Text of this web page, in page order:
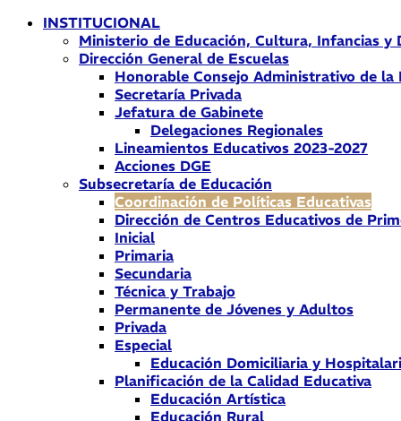
INSTITUCIONAL
Ministerio de Educación, Cultura, Infancias y
Dirección General de Escuelas
Honorable Consejo Administrativo de la
Secretaría Privada
Jefatura de Gabinete
Delegaciones Regionales
Lineamientos Educativos 2023-2027
Acciones DGE
Subsecretaría de Educación
Coordinación de Políticas Educativas
Dirección de Centros Educativos de
Inicial
Primaria
Secundaria
Técnica y Trabajo
Permanente de Jóvenes y Adultos
Privada
Especial
Educación Domiciliaria y
Planificación de la Calidad Educativa
Educación Artística
Educación Rural